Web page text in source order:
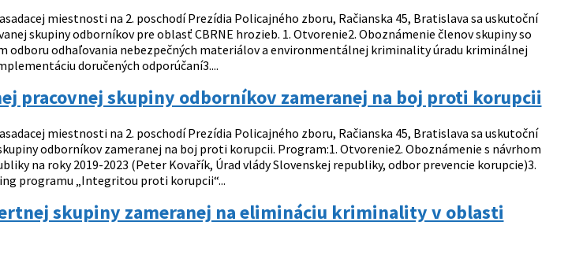
miestnosti na 2. poschodí Prezídia Policajného zboru, Račianska 45, Bratislava sa uskutoční
skupiny odborníkov pre oblasť CBRNE hrozieb. 1. Otvorenie2. Oboznámenie členov skupiny so
odboru odhaľovania nebezpečných materiálov a environmentálnej kriminality úradu kriminálnej
doručených odporúčaní3....
pracovnej skupiny odborníkov zameranej na boj proti korupcii
miestnosti na 2. poschodí Prezídia Policajného zboru, Račianska 45, Bratislava sa uskutoční
odborníkov zameranej na boj proti korupcii. Program:1. Otvorenie2. Oboznámenie s návrhom
na roky 2019-2023 (Peter Kovařík, Úrad vlády Slovenskej republiky, odbor prevencie korupcie)3.
programu „Integritou proti korupcii“...
skupiny zameranej na elimináciu kriminality v oblasti